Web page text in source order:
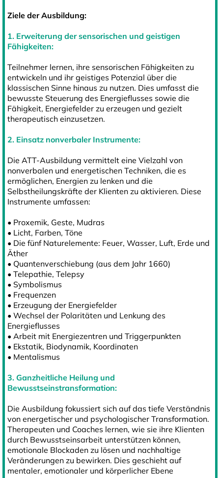
Ziele der Ausbildung:
1. Erweiterung der sensorischen und geistigen
Fähigkeiten:
Teilnehmer lernen, ihre sensorischen Fähigkeiten zu
entwickeln und ihr geistiges Potenzial über die
klassischen Sinne hinaus zu nutzen. Dies umfasst die
bewusste Steuerung des Energieflusses sowie die
Fähigkeit, Energiefelder zu erzeugen und gezielt
therapeutisch einzusetzen.
2. Einsatz nonverbaler Instrumente:
Die ATT-Ausbildung vermittelt eine Vielzahl von
nonverbalen und energetischen Techniken, die es
ermöglichen, Energien zu lenken und die
Selbstheilungskräfte der Klienten zu aktivieren. Diese
Instrumente umfassen:
• Proxemik, Geste, Mudras
• Licht, Farben, Töne
• Die fünf Naturelemente: Feuer, Wasser, Luft, Erde und
Äther
• Quantenverschiebung (aus dem Jahr 1660)
• Telepathie, Telepsy
• Symbolismus
• Frequenzen
• Erzeugung der Energiefelder
• Wechsel der Polaritäten und Lenkung des
Energieflusses
• Arbeit mit Energiezentren und Triggerpunkten
• Ekstatik, Biodynamik, Koordinaten
• Mentalismus
3. Ganzheitliche Heilung und
Bewusstseinstransformation:
Die Ausbildung fokussiert sich auf das tiefe Verständnis
von energetischer und psychologischer Transformation.
Therapeuten und Coaches lernen, wie sie ihre Klienten
durch Bewusstseinsarbeit unterstützen können,
emotionale Blockaden zu lösen und nachhaltige
Veränderungen zu bewirken. Dies geschieht auf
mentaler, emotionaler und körperlicher Ebene